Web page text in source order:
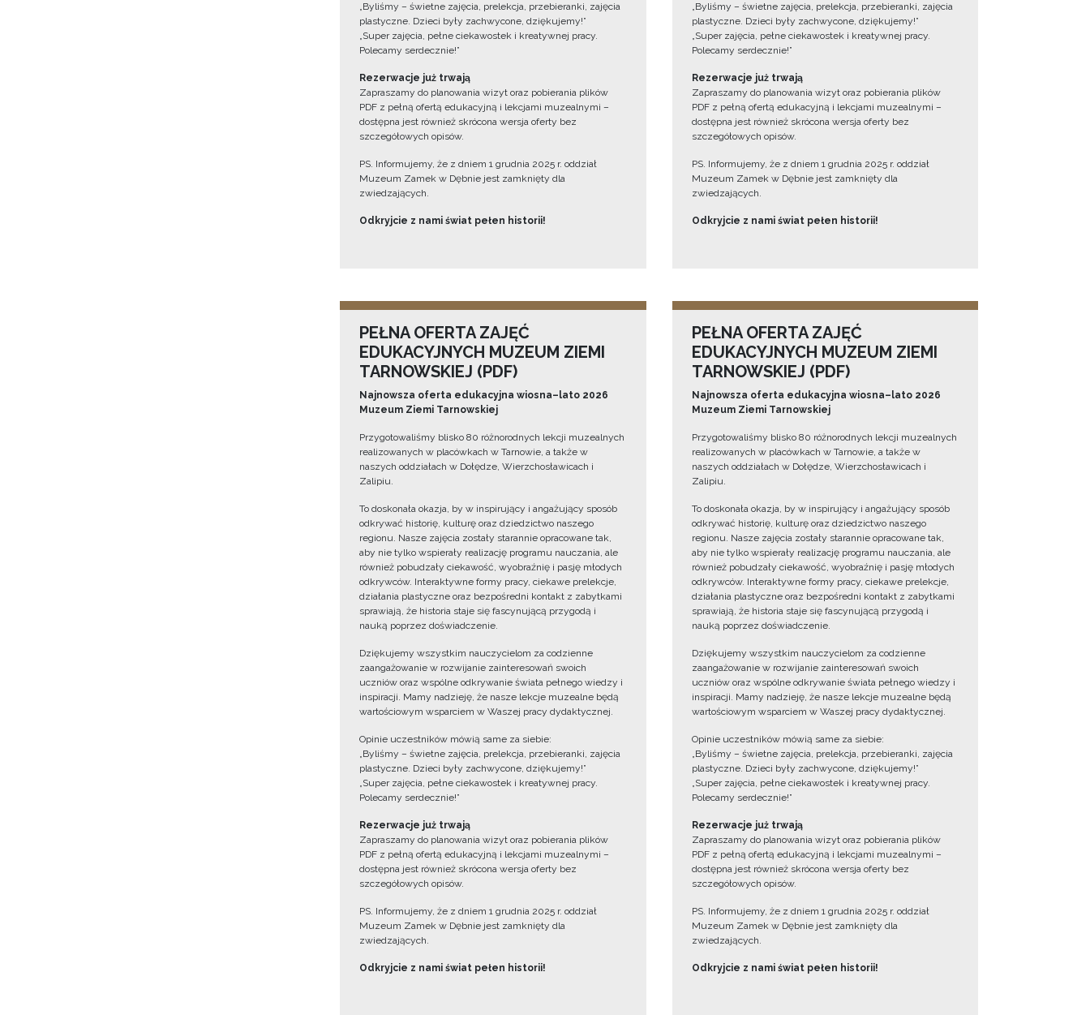
„Byliśmy – świetne zajęcia, prelekcja, przebieranki, zajęcia
plastyczne. Dzieci były zachwycone, dziękujemy!”
„Super zajęcia, pełne ciekawostek i kreatywnej pracy.
Polecamy serdecznie!”
Rezerwacje już trwają
Zapraszamy do planowania wizyt oraz pobierania plików
PDF z pełną ofertą edukacyjną i lekcjami muzealnymi –
dostępna jest również skrócona wersja oferty bez
szczegółowych opisów.
PS. Informujemy, że z dniem 1 grudnia 2025 r. oddział
Muzeum Zamek w Dębnie jest zamknięty dla
zwiedzających.
Odkryjcie z nami świat pełen historii!
„Byliśmy – świetne zajęcia, prelekcja, przebieranki, zajęcia
plastyczne. Dzieci były zachwycone, dziękujemy!”
„Super zajęcia, pełne ciekawostek i kreatywnej pracy.
Polecamy serdecznie!”
Rezerwacje już trwają
Zapraszamy do planowania wizyt oraz pobierania plików
PDF z pełną ofertą edukacyjną i lekcjami muzealnymi –
dostępna jest również skrócona wersja oferty bez
szczegółowych opisów.
PS. Informujemy, że z dniem 1 grudnia 2025 r. oddział
Muzeum Zamek w Dębnie jest zamknięty dla
zwiedzających.
Odkryjcie z nami świat pełen historii!
PEŁNA OFERTA ZAJĘĆ
EDUKACYJNYCH MUZEUM ZIEMI
TARNOWSKIEJ (PDF)
Najnowsza oferta edukacyjna wiosna–lato 2026
Muzeum Ziemi Tarnowskiej
Przygotowaliśmy blisko 80 różnorodnych lekcji muzealnych
realizowanych w placówkach w Tarnowie, a także w
naszych oddziałach w Dołędze, Wierzchosławicach i
Zalipiu.
To doskonała okazja, by w inspirujący i angażujący sposób
odkrywać historię, kulturę oraz dziedzictwo naszego
regionu. Nasze zajęcia zostały starannie opracowane tak,
aby nie tylko wspierały realizację programu nauczania, ale
również pobudzały ciekawość, wyobraźnię i pasję młodych
odkrywców. Interaktywne formy pracy, ciekawe prelekcje,
działania plastyczne oraz bezpośredni kontakt z zabytkami
sprawiają, że historia staje się fascynującą przygodą i
nauką poprzez doświadczenie.
Dziękujemy wszystkim nauczycielom za codzienne
zaangażowanie w rozwijanie zainteresowań swoich
uczniów oraz wspólne odkrywanie świata pełnego wiedzy i
inspiracji. Mamy nadzieję, że nasze lekcje muzealne będą
wartościowym wsparciem w Waszej pracy dydaktycznej.
Opinie uczestników mówią same za siebie:
„Byliśmy – świetne zajęcia, prelekcja, przebieranki, zajęcia
plastyczne. Dzieci były zachwycone, dziękujemy!”
„Super zajęcia, pełne ciekawostek i kreatywnej pracy.
Polecamy serdecznie!”
Rezerwacje już trwają
Zapraszamy do planowania wizyt oraz pobierania plików
PDF z pełną ofertą edukacyjną i lekcjami muzealnymi –
dostępna jest również skrócona wersja oferty bez
szczegółowych opisów.
PS. Informujemy, że z dniem 1 grudnia 2025 r. oddział
Muzeum Zamek w Dębnie jest zamknięty dla
zwiedzających.
Odkryjcie z nami świat pełen historii!
PEŁNA OFERTA ZAJĘĆ
EDUKACYJNYCH MUZEUM ZIEMI
TARNOWSKIEJ (PDF)
Najnowsza oferta edukacyjna wiosna–lato 2026
Muzeum Ziemi Tarnowskiej
Przygotowaliśmy blisko 80 różnorodnych lekcji muzealnych
realizowanych w placówkach w Tarnowie, a także w
naszych oddziałach w Dołędze, Wierzchosławicach i
Zalipiu.
To doskonała okazja, by w inspirujący i angażujący sposób
odkrywać historię, kulturę oraz dziedzictwo naszego
regionu. Nasze zajęcia zostały starannie opracowane tak,
aby nie tylko wspierały realizację programu nauczania, ale
również pobudzały ciekawość, wyobraźnię i pasję młodych
odkrywców. Interaktywne formy pracy, ciekawe prelekcje,
działania plastyczne oraz bezpośredni kontakt z zabytkami
sprawiają, że historia staje się fascynującą przygodą i
nauką poprzez doświadczenie.
Dziękujemy wszystkim nauczycielom za codzienne
zaangażowanie w rozwijanie zainteresowań swoich
uczniów oraz wspólne odkrywanie świata pełnego wiedzy i
inspiracji. Mamy nadzieję, że nasze lekcje muzealne będą
wartościowym wsparciem w Waszej pracy dydaktycznej.
Opinie uczestników mówią same za siebie:
„Byliśmy – świetne zajęcia, prelekcja, przebieranki, zajęcia
plastyczne. Dzieci były zachwycone, dziękujemy!”
„Super zajęcia, pełne ciekawostek i kreatywnej pracy.
Polecamy serdecznie!”
Rezerwacje już trwają
Zapraszamy do planowania wizyt oraz pobierania plików
PDF z pełną ofertą edukacyjną i lekcjami muzealnymi –
dostępna jest również skrócona wersja oferty bez
szczegółowych opisów.
PS. Informujemy, że z dniem 1 grudnia 2025 r. oddział
Muzeum Zamek w Dębnie jest zamknięty dla
zwiedzających.
Odkryjcie z nami świat pełen historii!